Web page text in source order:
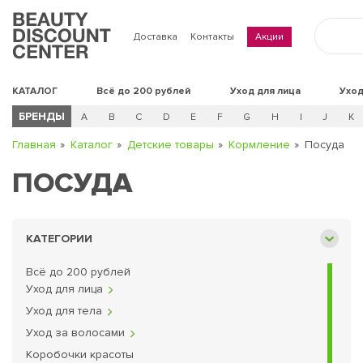
Доставка Контакты Акции
КАТАЛОГ Всё до 200 рублей Уход для лица
БРЕНДЫ A B C D E F G H I J K
Главная Каталог Детские товары Кормление Посуда
ПОСУДА
КАТЕГОРИИ
Всё до 200 рублей
Уход для лица
Кремы для лица
Маски для лица
Для губ
Уход для тела
Уход за волосами
Коробочки красоты